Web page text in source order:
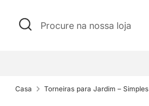
Procurar
Procure
Casa Torneiras para Jardim – Simples